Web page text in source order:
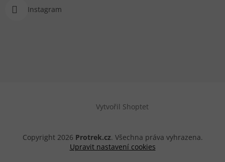
Instagram
Vytvořil Shoptet
Copyright 2026 Protrek.cz. Všechna práva vyhrazena.
Upravit nastavení cookies